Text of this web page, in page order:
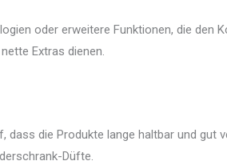
oder erweitere Funktionen, die den
Extras dienen.
die Produkte lange haltbar und gut
Düfte.